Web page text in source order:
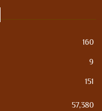
160
9
151
57,380